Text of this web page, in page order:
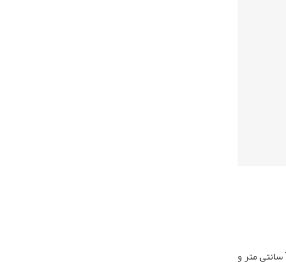
✅ هاردکیس نگرینی ایتالیا مدل 1601 مناسب برای حمل و نگهداری اسلحه های دولول بقل و دولول روهم با حداکثر طول لول 78 سانتی متر و